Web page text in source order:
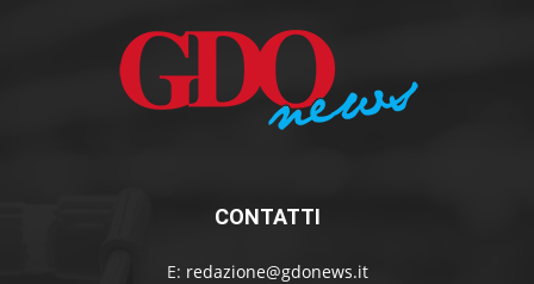
CONTATTI
E: redazione@gdonews.it